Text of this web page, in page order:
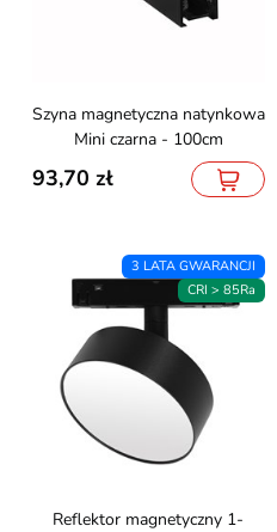
Szyna magnetyczna natynkowa
Mini czarna - 100cm
93,70
3 LATA GWARANCJI
CRI > 85Ra
Reflektor magnetyczny 1-